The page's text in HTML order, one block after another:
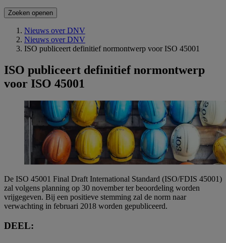
Zoeken openen
Nieuws over DNV
Nieuws over DNV
ISO publiceert definitief normontwerp voor ISO 45001
ISO publiceert definitief normontwerp
voor ISO 45001
De ISO 45001 Final Draft International Standard (ISO/FDIS 45001)
zal volgens planning op 30 november ter beoordeling worden
vrijgegeven. Bij een positieve stemming zal de norm naar
verwachting in februari 2018 worden gepubliceerd.
DEEL: